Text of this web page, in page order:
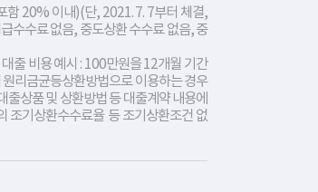
함 20% 이내)(단, 2021. 7. 7부터 체결,
수수료 없음, 중도상환 수수료 없음, 중
출 비용 예시 : 100만원을 12개월 기간
리금균등상환방법으로 이용하는 경우
상품 및 상환방법 등 대출계약 내용에
조기상환수수료율 등 조기상환조건 없